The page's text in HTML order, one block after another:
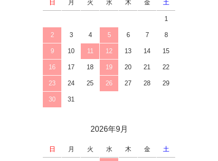
日 月 火 水 木 金 土
1
2 3 4 5 6 7 8
9 10 11 12 13 14 15
16 17 18 19 20 21 22
23 24 25 26 27 28 29
30 31
2026年9月
日 月 火 水 木 金 土